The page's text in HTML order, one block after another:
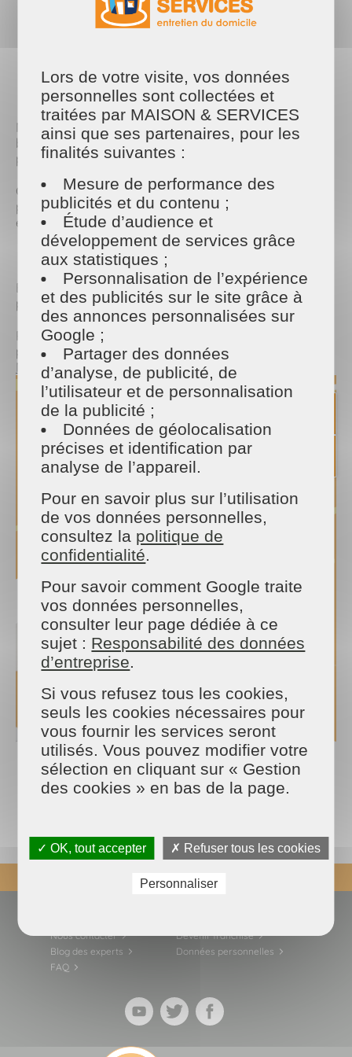
Facebook
Twitter Email
MAISON ET SERVICES anime dans votre magasin
bio de proximité un atelier de fabrication de
produits ménagers au naturel.
Chez MAISON ET SERVICES, nous préconisons les
produits les plus naturels pour nettoyer et
entretenir les surfaces.
En plus tentez degagnez 2h de ménageen
participant à notre jeu concours !
RENDEZ-VOUS LE
pissenlit :2b Rue André Joseph à Charleville-
Mézières
REVENIR EN HAUT
Nous contacter
Devenir franchisé
Blog des experts
Données personnelles
FAQ
Lors de votre visite, vos données
personnelles sont collectées et
traitées par MAISON & SERVICES
ainsi que ses partenaires, pour les
finalités suivantes :
Mesure de performance des
publicités et du contenu ;
Étude d’audience et
développement de services grâce
aux statistiques ;
Personnalisation de l’expérience
et des publicités sur le site grâce à
des annonces personnalisées sur
Google ;
Partager des données
d’analyse, de publicité, de
l’utilisateur et de personnalisation
de la publicité ;
Données de géolocalisation
précises et identification par
analyse de l’appareil.
Pour en savoir plus sur l’utilisation
de vos données personnelles,
consultez la politique de
confidentialité
Pour savoir comment Google traite
vos données personnelles,
consulter leur page dédiée à ce
sujet : Responsabilité des données
d’entreprise
Si vous refusez tous les cookies,
seuls les cookies nécessaires pour
vous fournir les services seront
utilisés. Vous pouvez modifier votre
sélection en cliquant sur « Gestion
des cookies » en bas de la page.
✓ OK, tout accepter ✗ Refuser tous les cookies
Personnaliser